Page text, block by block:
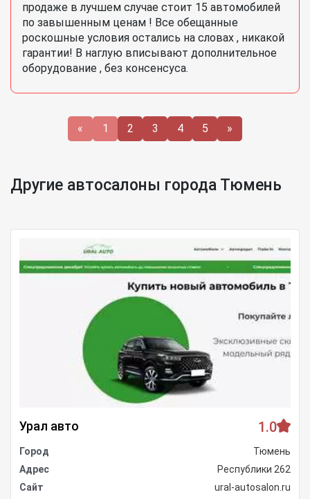
продаже в лучшем случае стоит 15 автомобилей
по завышенным ценам ! Все обещанные
роскошные условия остались на словах , никакой
гарантии! В наглую вписывают дополнительное
оборудование , без консенсуса.
« 1 2 3 4 5 »
Другие автосалоны города Тюмень
Урал авто 1.0
Город
Тюмень
Адрес
Республики 262
Сайт
ural-autosalon.ru